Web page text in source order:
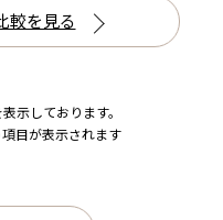
較を見る
示しております。
目が表示されます